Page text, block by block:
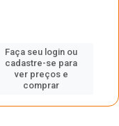
Faça seu login ou
cadastre-se para
ver preços e
comprar